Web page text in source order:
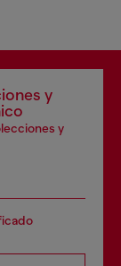
y
y